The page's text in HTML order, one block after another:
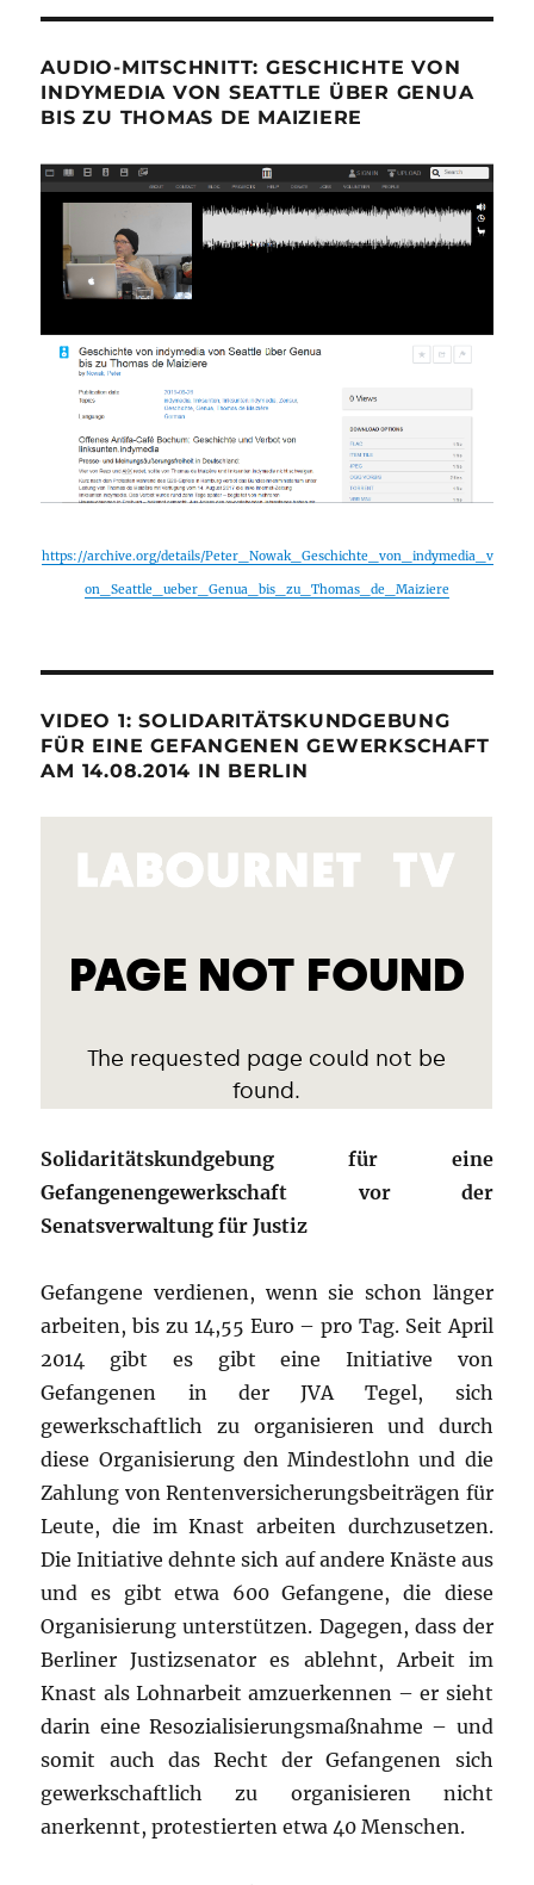
AUDIO-MITSCHNITT: GESCHICHTE VON
INDYMEDIA VON SEATTLE ÜBER GENUA
BIS ZU THOMAS DE MAIZIERE
https://archive.org/details/Peter_Nowak_Geschichte_von_indymedia_v
on_Seattle_ueber_Genua_bis_zu_Thomas_de_Maiziere
VIDEO 1: SOLIDARITÄTSKUNDGEBUNG
FÜR EINE GEFANGENEN GEWERKSCHAFT
AM 14.08.2014 IN BERLIN
Solidaritätskundgebung für eine
Gefangenengewerkschaft vor der
Senatsverwaltung für Justiz
Gefangene verdienen, wenn sie schon länger
arbeiten, bis zu 14,55 Euro – pro Tag. Seit April
2014 gibt es gibt eine Initiative von
Gefangenen in der JVA Tegel, sich
gewerkschaftlich zu organisieren und durch
diese Organisierung den Mindestlohn und die
Zahlung von Rentenversicherungsbeiträgen für
Leute, die im Knast arbeiten durchzusetzen.
Die Initiative dehnte sich auf andere Knäste aus
und es gibt etwa 600 Gefangene, die diese
Organisierung unterstützen. Dagegen, dass der
Berliner Justizsenator es ablehnt, Arbeit im
Knast als Lohnarbeit amzuerkennen – er sieht
darin eine Resozialisierungsmaßnahme – und
somit auch das Recht der Gefangenen sich
gewerkschaftlich zu organisieren nicht
anerkennt, protestierten etwa 40 Menschen.